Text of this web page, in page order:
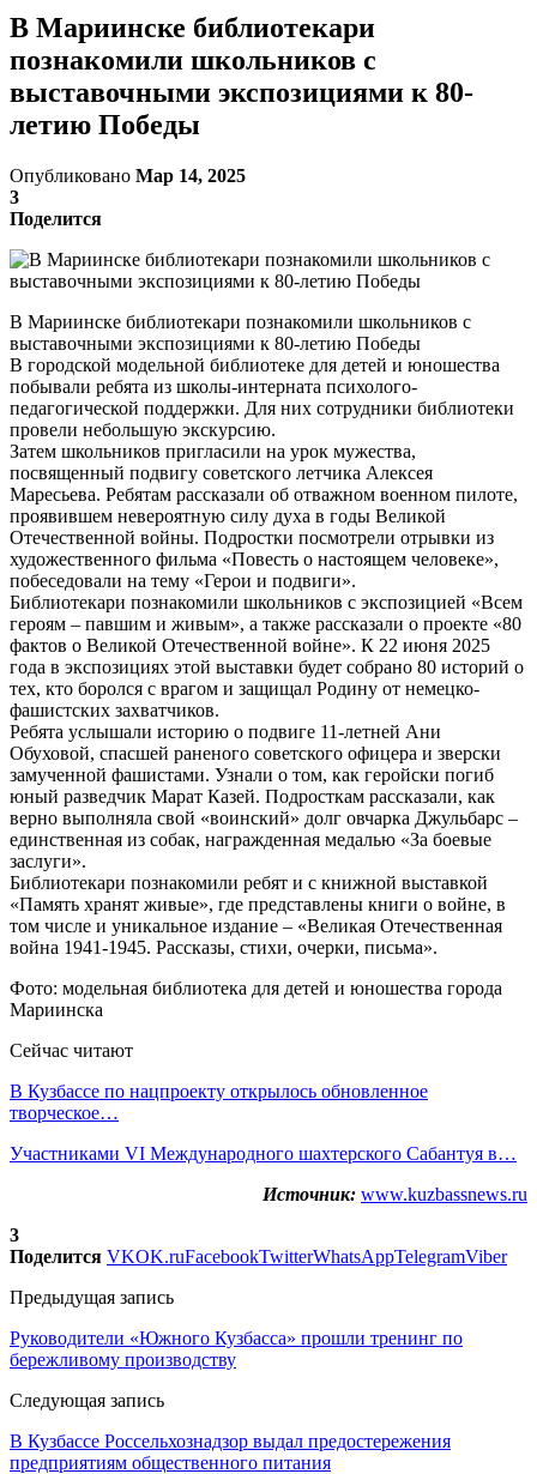
В Мариинске библиотекари
познакомили школьников с
выставочными экспозициями к 80-
летию Победы
Опубликовано Мар 14, 2025
3
Поделится
В Мариинске библиотекари познакомили школьников с
выставочными экспозициями к 80-летию Победы
В городской модельной библиотеке для детей и юношества
побывали ребята из школы-интерната психолого-
педагогической поддержки. Для них сотрудники библиотеки
провели небольшую экскурсию.
Затем школьников пригласили на урок мужества,
посвященный подвигу советского летчика Алексея
Маресьева. Ребятам рассказали об отважном военном пилоте,
проявившем невероятную силу духа в годы Великой
Отечественной войны. Подростки посмотрели отрывки из
художественного фильма «Повесть о настоящем человеке»,
побеседовали на тему «Герои и подвиги».
Библиотекари познакомили школьников с экспозицией «Всем
героям – павшим и живым», а также рассказали о проекте «80
фактов о Великой Отечественной войне». К 22 июня 2025
года в экспозициях этой выставки будет собрано 80 историй о
тех, кто боролся с врагом и защищал Родину от немецко-
фашистских захватчиков.
Ребята услышали историю о подвиге 11-летней Ани
Обуховой, спасшей раненого советского офицера и зверски
замученной фашистами. Узнали о том, как геройски погиб
юный разведчик Марат Казей. Подросткам рассказали, как
верно выполняла свой «воинский» долг овчарка Джульбарс –
единственная из собак, награжденная медалью «За боевые
заслуги».
Библиотекари познакомили ребят и с книжной выставкой
«Память хранят живые», где представлены книги о войне, в
том числе и уникальное издание – «Великая Отечественная
война 1941-1945. Рассказы, стихи, очерки, письма».
Фото: модельная библиотека для детей и юношества города
Мариинска
Сейчас читают
В Кузбассе по нацпроекту открылось обновленное
творческое…
Участниками VI Международного шахтерского Сабантуя в…
Источник: www.kuzbassnews.ru
3
Поделится VKOK.ruFacebookTwitterWhatsAppTelegramViber
Предыдущая запись
Руководители «Южного Кузбасса» прошли тренинг по
бережливому производству
Следующая запись
В Кузбассе Россельхознадзор выдал предостережения
предприятиям общественного питания